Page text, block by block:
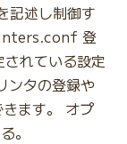
記述し制御す
登
れている設定
ンタの登録や
ます。 オプ
。